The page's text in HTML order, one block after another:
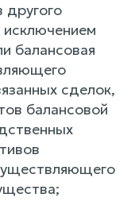
другого
балансовая
сделок,
балансовой